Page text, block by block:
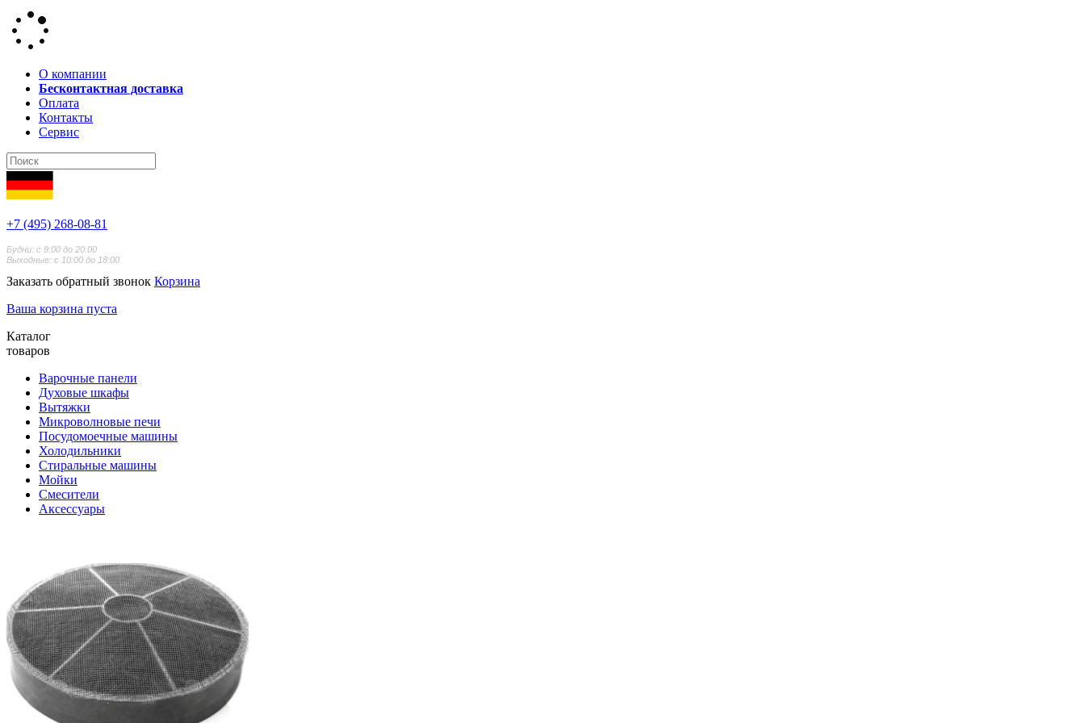
О компании
Бесконтактная доставка
Оплата
Контакты
Сервис
+7 (495) 268-08-81
Будни: с 9:00 до 20:00
Выходные: с 10:00 до 18:00
Заказать обратный звонок Корзина
Ваша корзина пуста
Каталог
товаров
Варочные панели
Духовые шкафы
Вытяжки
Микроволновые печи
Посудомоечные машины
Холодильники
Стиральные машины
Мойки
Смесители
Аксессуары